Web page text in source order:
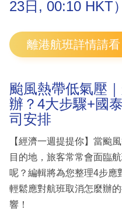
23日, 00:10 HKT）
離港航班詳情請看
颱風熱帶低氣壓
辦？4大步驟+國
司安排
【經濟一週提提你】當颱
目的地，旅客常常會面臨
呢？編輯將為您整理4步應
輕鬆應對航班取消怎麼辦
響！